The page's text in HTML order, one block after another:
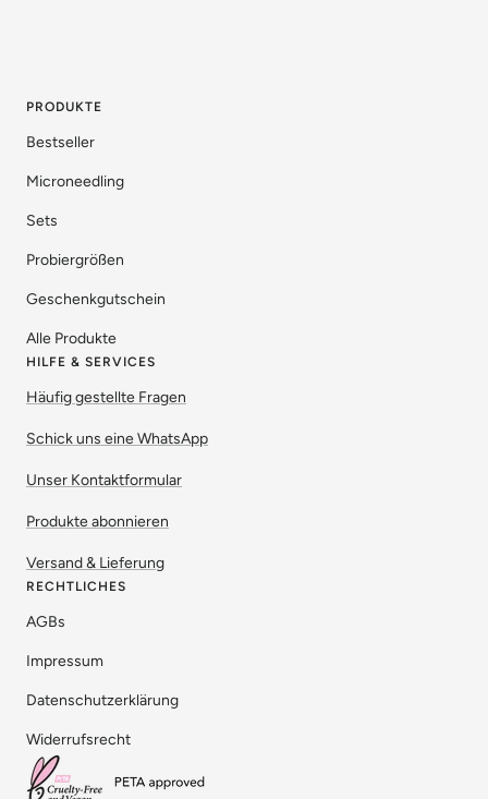
PRODUKTE
Bestseller
Microneedling
Sets
Probiergrößen
Geschenkgutschein
Alle Produkte
HILFE & SERVICES
Häufig gestellte Fragen
Schick uns eine WhatsApp
Unser Kontaktformular
Produkte abonnieren
Versand & Lieferung
RECHTLICHES
AGBs
Impressum
Datenschutzerklärung
Widerrufsrecht